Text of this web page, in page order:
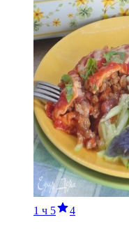
1 ч 5 4